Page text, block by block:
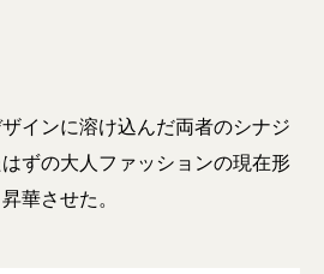
インに溶け込んだ両者のシナジ
ずの大人ファッションの現在形
華させた。